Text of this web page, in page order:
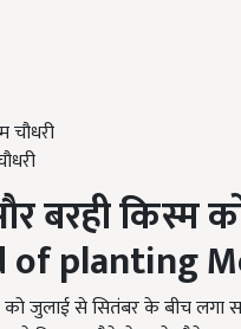
किस्म
of planting
जुलाई से सितंबर के बीच लगा